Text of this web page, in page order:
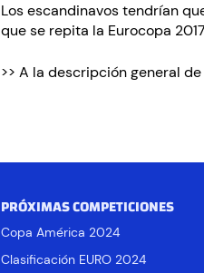
Los escandinavos tendrían
que se repita la Eurocopa
>> A la descripción general
PRÓXIMAS COMPETICIONES
Copa América 2024
Clasificación EURO 2024